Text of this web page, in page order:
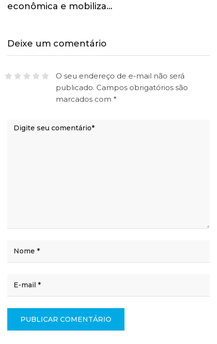
econômica e mobiliza…
Deixe um comentário
O seu endereço de e-mail não será
publicado. Campos obrigatórios são
marcados com *